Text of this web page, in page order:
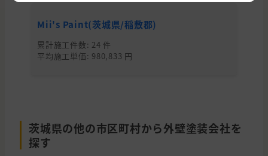
Mii's Paint(茨城県/稲敷郡)
累計施工件数: 24 件
平均施工単価: 980,833 円
茨城県の他の市区町村から外壁塗装会社を
探す